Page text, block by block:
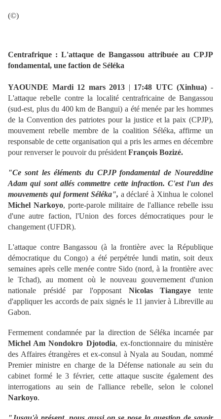
(©)
Centrafrique : L'attaque de Bangassou attribuée au CPJP
fondamental, une faction de Séléka
YAOUNDE Mardi 12 mars 2013 | 17:48 UTC (Xinhua) -
L'attaque rebelle contre la localité centrafricaine de Bangassou
(sud-est, plus du 400 km de Bangui) a été menée par les hommes
de la Convention des patriotes pour la justice et la paix (CPJP),
mouvement rebelle membre de la coalition Séléka, affirme un
responsable de cette organisation qui a pris les armes en décembre
pour renverser le pouvoir du président François Bozizé.
"Ce sont les éléments du CPJP fondamental de Noureddine
Adam qui sont allés commettre cette infraction. C'est l'un des
mouvements qui forment Séléka", a déclaré à Xinhua le colonel
Michel Narkoyo, porte-parole militaire de l'alliance rebelle issu
d'une autre faction, l'Union des forces démocratiques pour le
changement (UFDR).
L'attaque contre Bangassou (à la frontière avec la République
démocratique du Congo) a été perpétrée lundi matin, soit deux
semaines après celle menée contre Sido (nord, à la frontière avec
le Tchad), au moment où le nouveau gouvernement d'union
nationale présidé par l'opposant Nicolas Tiangaye tente
d'appliquer les accords de paix signés le 11 janvier à Libreville au
Gabon.
Fermement condamnée par la direction de Séléka incarnée par
Michel Am Nondokro Djotodia, ex-fonctionnaire du ministère
des Affaires étrangères et ex-consul à Nyala au Soudan, nommé
Premier ministre en charge de la Défense nationale au sein du
cabinet formé le 3 février, cette attaque suscite également des
interrogations au sein de l'alliance rebelle, selon le colonel
Narkoyo.